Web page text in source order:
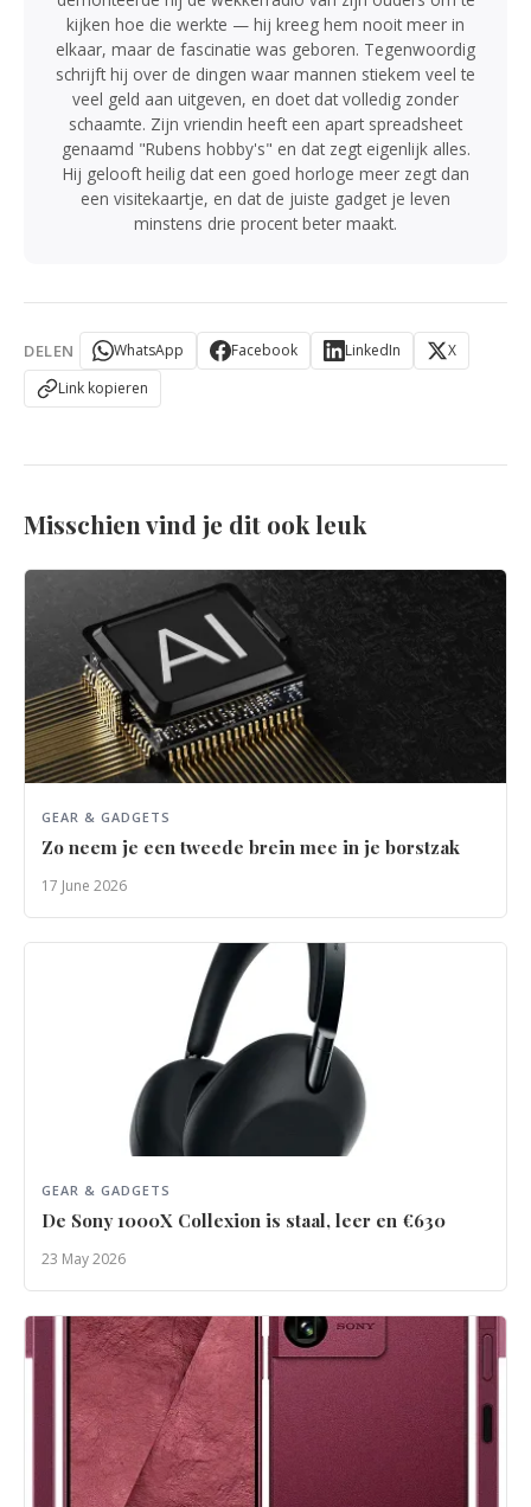
kijken hoe die werkte — hij kreeg hem nooit meer in
elkaar, maar de fascinatie was geboren. Tegenwoordig
schrijft hij over de dingen waar mannen stiekem veel te
veel geld aan uitgeven, en doet dat volledig zonder
schaamte. Zijn vriendin heeft een apart spreadsheet
genaamd "Rubens hobby's" en dat zegt eigenlijk alles.
Hij gelooft heilig dat een goed horloge meer zegt dan
een visitekaartje, en dat de juiste gadget je leven
minstens drie procent beter maakt.
DELEN WhatsApp Facebook LinkedIn
X
Link kopieren
Misschien vind je dit ook leuk
GEAR & GADGETS
Zo neem je een tweede brein mee in je borstzak
17 June 2026
GEAR & GADGETS
De Sony 1000X Collexion is staal, leer en €630
23 May 2026